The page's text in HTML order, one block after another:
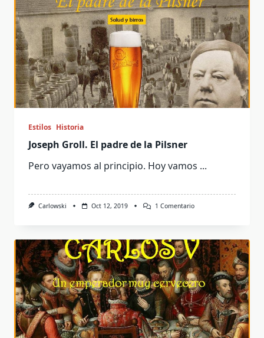
Estilos Historia
Joseph Groll. El padre de la Pilsner
Pero vayamos al principio. Hoy vamos ...
Carlowski Oct 12, 2019 1 ComentarioEn
Padre
De
La
Pilsner